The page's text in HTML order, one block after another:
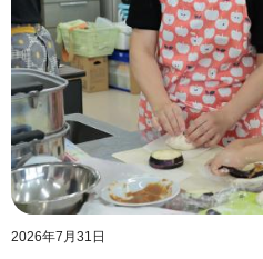
2026年7月31日